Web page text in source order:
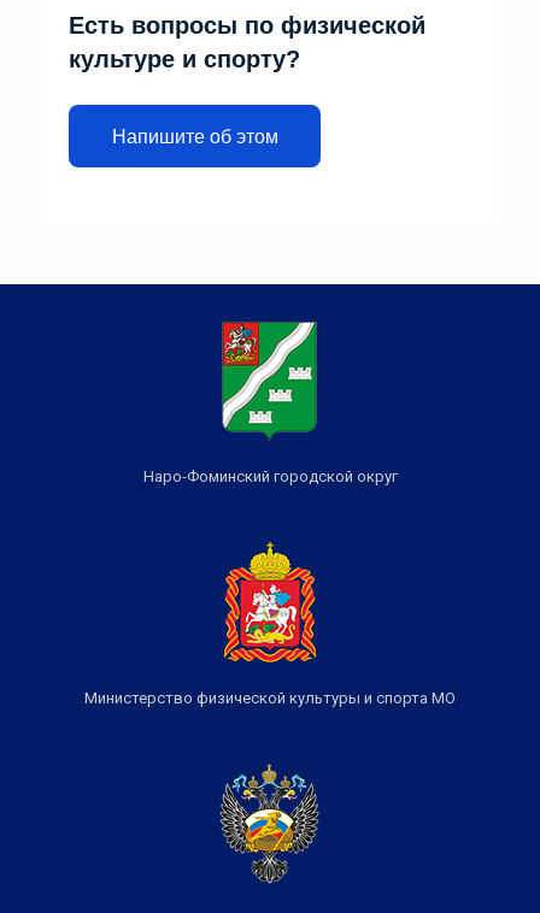
Есть вопросы по физической
культуре и спорту?
Напишите об этом
Наро-Фоминский городской округ
Министерство физической культуры и спорта МО